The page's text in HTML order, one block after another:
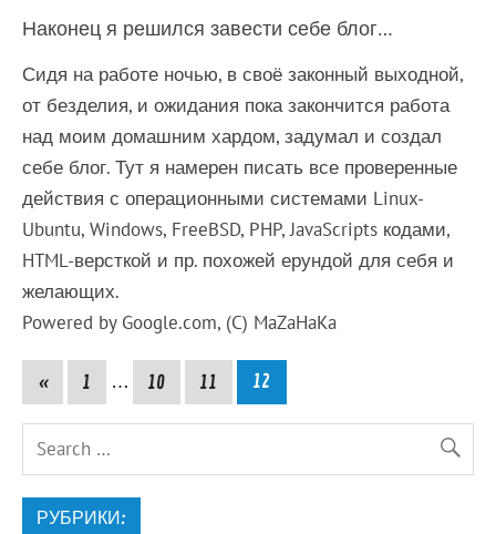
Наконец я решился завести себе блог…
Сидя на работе ночью, в своё законный выходной,
от безделия, и ожидания пока закончится работа
над моим домашним хардом, задумал и создал
себе блог. Тут я намерен писать все проверенные
действия с операционными системами Linux-
Ubuntu, Windows, FreeBSD, PHP, JavaScripts кодами,
HTML-версткой и пр. похожей ерундой для себя и
желающих.
Powered by Google.com, (C) MaZaHaKa
« 1 … 10 11 12
РУБРИКИ: